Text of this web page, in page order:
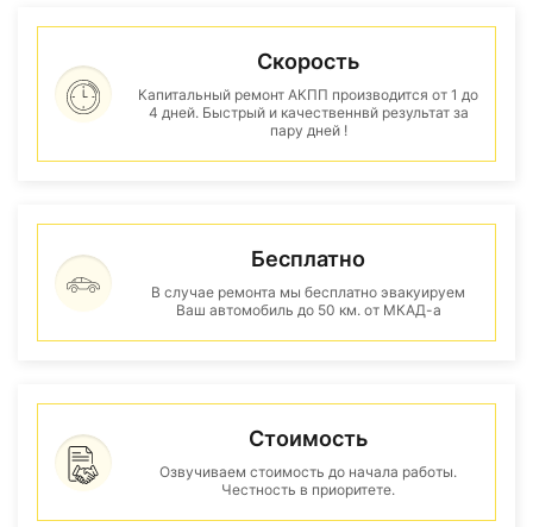
Скорость
Капитальный ремонт АКПП производится от 1 до
4 дней. Быстрый и качественнвй результат за
пару дней !
Бесплатно
В случае ремонта мы бесплатно эвакуируем
Ваш автомобиль до 50 км. от МКАД-а
Стоимость
Озвучиваем стоимость до начала работы.
Честность в приоритете.